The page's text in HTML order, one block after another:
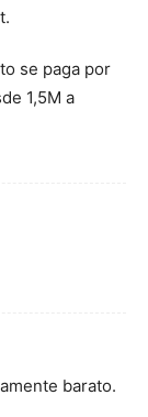
se paga por
1,5M a
barato.